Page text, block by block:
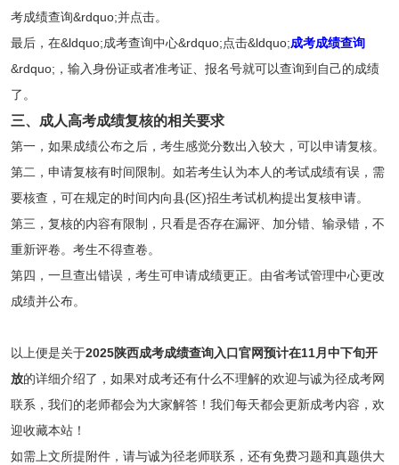
考成绩查询&rdquo;并点击。
最后，在&ldquo;成考查询中心&rdquo;点击&ldquo;成考成绩查询
&rdquo;，输入身份证或者准考证、报名号就可以查询到自己的成绩
了。
三、成人高考成绩复核的相关要求
第一，如果成绩公布之后，考生感觉分数出入较大，可以申请复核。
第二，申请复核有时间限制。如若考生认为本人的考试成绩有误，需
要核查，可在规定的时间内向县(区)招生考试机构提出复核申请。
第三，复核的内容有限制，只看是否存在漏评、加分错、输录错，不
重新评卷。考生不得查卷。
第四，一旦查出错误，考生可申请成绩更正。由省考试管理中心更改
成绩并公布。
以上便是关于2025陕西成考成绩查询入口官网预计在11月中下旬开
放的详细介绍了，如果对成考还有什么不理解的欢迎与诚为径成考网
联系，我们的老师都会为大家解答！我们每天都会更新成考内容，欢
迎收藏本站！
如需上文所提附件，请与诚为径老师联系，还有免费习题和真题供大